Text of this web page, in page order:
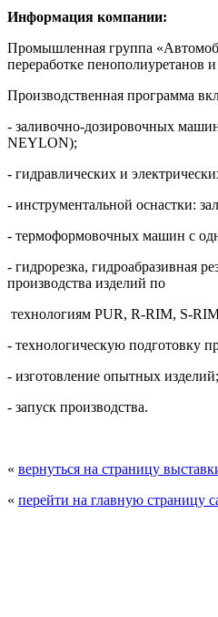
Информация компании:
Промышленная группа
переработке пенополиуретанов и
Производственная программа
- заливочно-дозировочных
NEYLON);
- гидравлических и
- инструментальной оснастки:
- термоформовочных машин с
- гидрорезка, гидроабразивная
производства изделий по
технологиям PUR, R-RIM, S-
- технологическую подготовку
- изготовление опытных изделий;
- запуск производства.
« вернуться на страницу
« перейти на главную страницу